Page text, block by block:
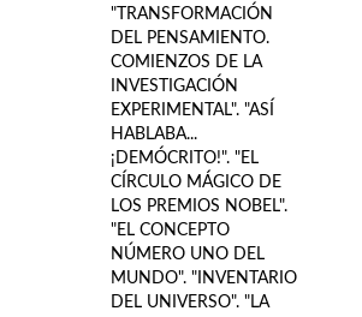
"TRANSFORMACIÓN
DEL PENSAMIENTO.
COMIENZOS DE LA
INVESTIGACIÓN
EXPERIMENTAL". "ASÍ
HABLABA...
¡DEMÓCRITO!". "EL
CÍRCULO MÁGICO DE
LOS PREMIOS NOBEL".
"EL CONCEPTO
NÚMERO UNO DEL
MUNDO". "INVENTARIO
DEL UNIVERSO". "LA